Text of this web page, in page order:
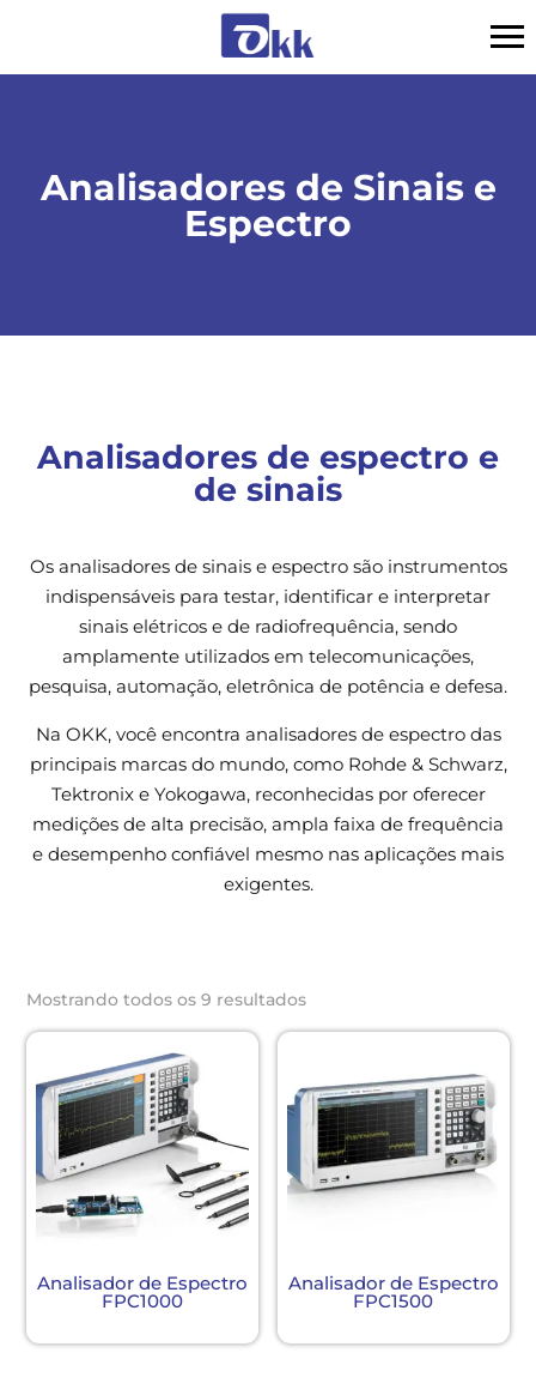
Analisadores de Sinais e
Espectro
Analisadores de espectro e
de sinais
Os analisadores de sinais e espectro são instrumentos
indispensáveis para testar, identificar e interpretar
sinais elétricos e de radiofrequência, sendo
amplamente utilizados em telecomunicações,
pesquisa, automação, eletrônica de potência e defesa.
Na OKK, você encontra analisadores de espectro das
principaismarcas do mundo, como Rohde & Schwarz,
Tektronix e Yokogawa, reconhecidas por oferecer
medições de alta precisão, ampla faixa de frequência
e desempenho confiável mesmo nas aplicações mais
exigentes.
Mostrando todos os 9 resultados
Analisador de Espectro
FPC1000
Analisador de Espectro
FPC1500